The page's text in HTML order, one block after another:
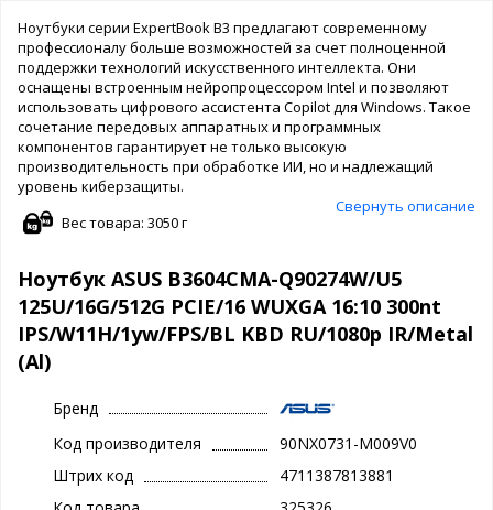
Ноутбуки серии ExpertBook B3 предлагают современному
профессионалу больше возможностей за счет полноценной
поддержки технологий искусственного интеллекта. Они
оснащены встроенным нейропроцессором Intel и позволяют
использовать цифрового ассистента Copilot для Windows. Такое
сочетание передовых аппаратных и программных
компонентов гарантирует не только высокую
производительность при обработке ИИ, но и надлежащий
уровень киберзащиты.
Свернуть описание
Вес товара: 3050 г
Ноутбук ASUS B3604CMA-Q90274W/U5
125U/16G/512G PCIE/16 WUXGA 16:10 300nt
IPS/W11H/1yw/FPS/BL KBD RU/1080p IR/Metal
(Al)
Бренд
Код производителя
90NX0731-M009V0
Штрих код
4711387813881